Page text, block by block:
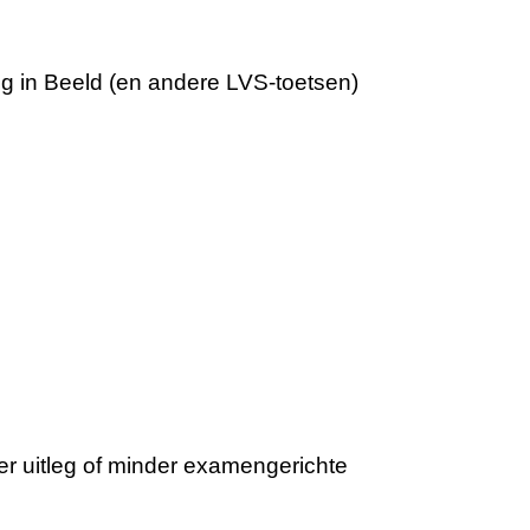
in Beeld (en andere LVS-toetsen)
uitleg of minder examengerichte